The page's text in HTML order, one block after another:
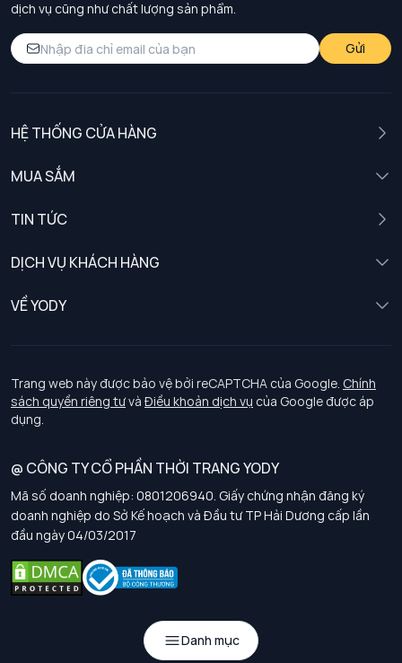
Danh mục
dịch vụ cũng như chất lượng sản phẩm.
Gửi
HỆ THỐNG CỬA HÀNG
MUA SẮM
TIN TỨC
DỊCH VỤ KHÁCH HÀNG
Chính sách khách hàng thân thiết
Chính sách bảo vệ dữ liệu cá nhân
Chính sách thanh toán, giao nhận
Chính sách chất lượng và an toàn sức khoẻ nghề nghiệp
Chính sách đơn đồng phục
Hướng dẫn chọn kích thước
VỀ YODY
Tuyển dụng
Trang web này được bảo vệ bởi reCAPTCHA của Google. Chính
sách quyền riêng tưvà Điều khoản dịch vụ của Google được áp
dụng.
@ CÔNG TY CỔ PHẦN THỜI TRANG YODY
Mã số doanh nghiệp: 0801206940. Giấy chứng nhận đăng ký
doanh nghiệp do Sở Kế hoạch và Đầu tư TP Hải Dương cấp lần
đầu ngày 04/03/2017